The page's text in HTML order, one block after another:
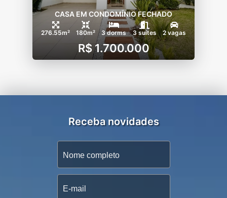
CASA EM CONDOMÍNIO FECHADO
276.55m² 180m² 3 dorms 3 suítes 2 vagas
R$ 1.700.000
Receba novidades